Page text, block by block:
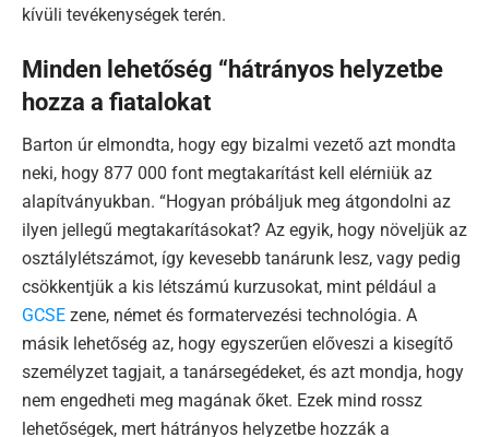
kívüli tevékenységek terén.
Minden lehetőség “hátrányos helyzetbe
hozza a fiatalokat
Barton úr elmondta, hogy egy bizalmi vezető azt mondta
neki, hogy 877 000 font megtakarítást kell elérniük az
alapítványukban. “Hogyan próbáljuk meg átgondolni az
ilyen jellegű megtakarításokat? Az egyik, hogy növeljük az
osztálylétszámot, így kevesebb tanárunk lesz, vagy pedig
csökkentjük a kis létszámú kurzusokat, mint például a
GCSE zene, német és formatervezési technológia. A
másik lehetőség az, hogy egyszerűen előveszi a kisegítő
személyzet tagjait, a tanársegédeket, és azt mondja, hogy
nem engedheti meg magának őket. Ezek mind rossz
lehetőségek, mert hátrányos helyzetbe hozzák a